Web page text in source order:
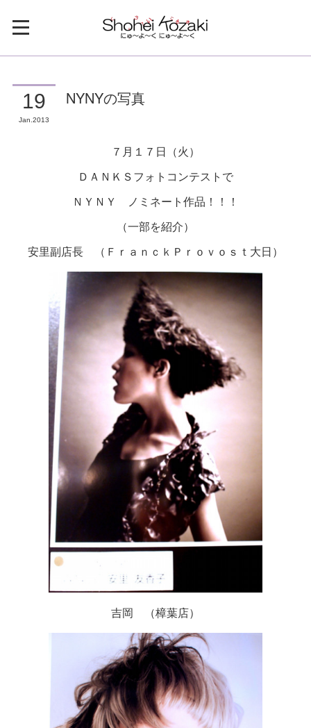
19
Jan 2013
NYNYの写真
７月１７日（火）
ＤＡＮＫＳフォトコンテストで
ＮＹＮＹ ノミネート作品！！！
（一部を紹介）
安里副店長 （ＦｒａｎｃｋＰｒｏｖｏｓｔ大日）
吉岡 （樟葉店）